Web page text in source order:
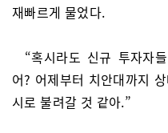
재빠르게 물었다.
“혹시라도 신규 투자자
어? 어제부터 치안대까지
시로 불려갈 것 같아.”